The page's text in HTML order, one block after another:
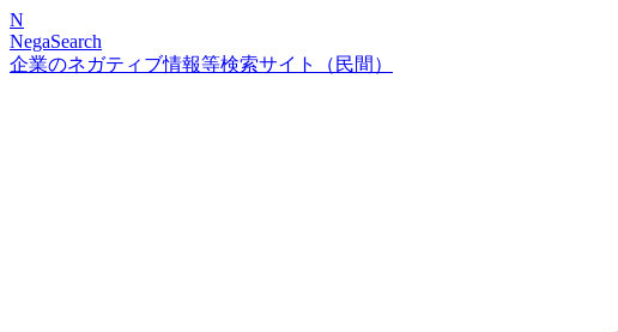
N
NegaSearch
企業のネガティブ情報等検索サイト（民間）